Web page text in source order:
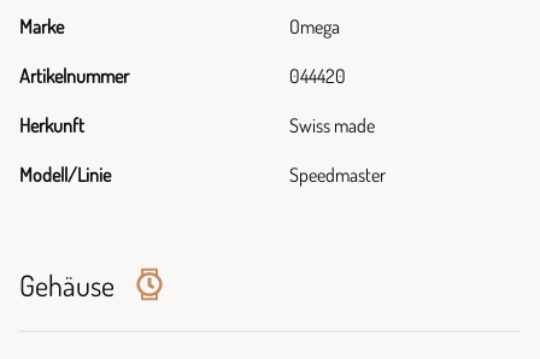
Marke Omega
Artikelnummer 044420
Herkunft Swiss made
Modell/Linie Speedmaster
Gehäuse